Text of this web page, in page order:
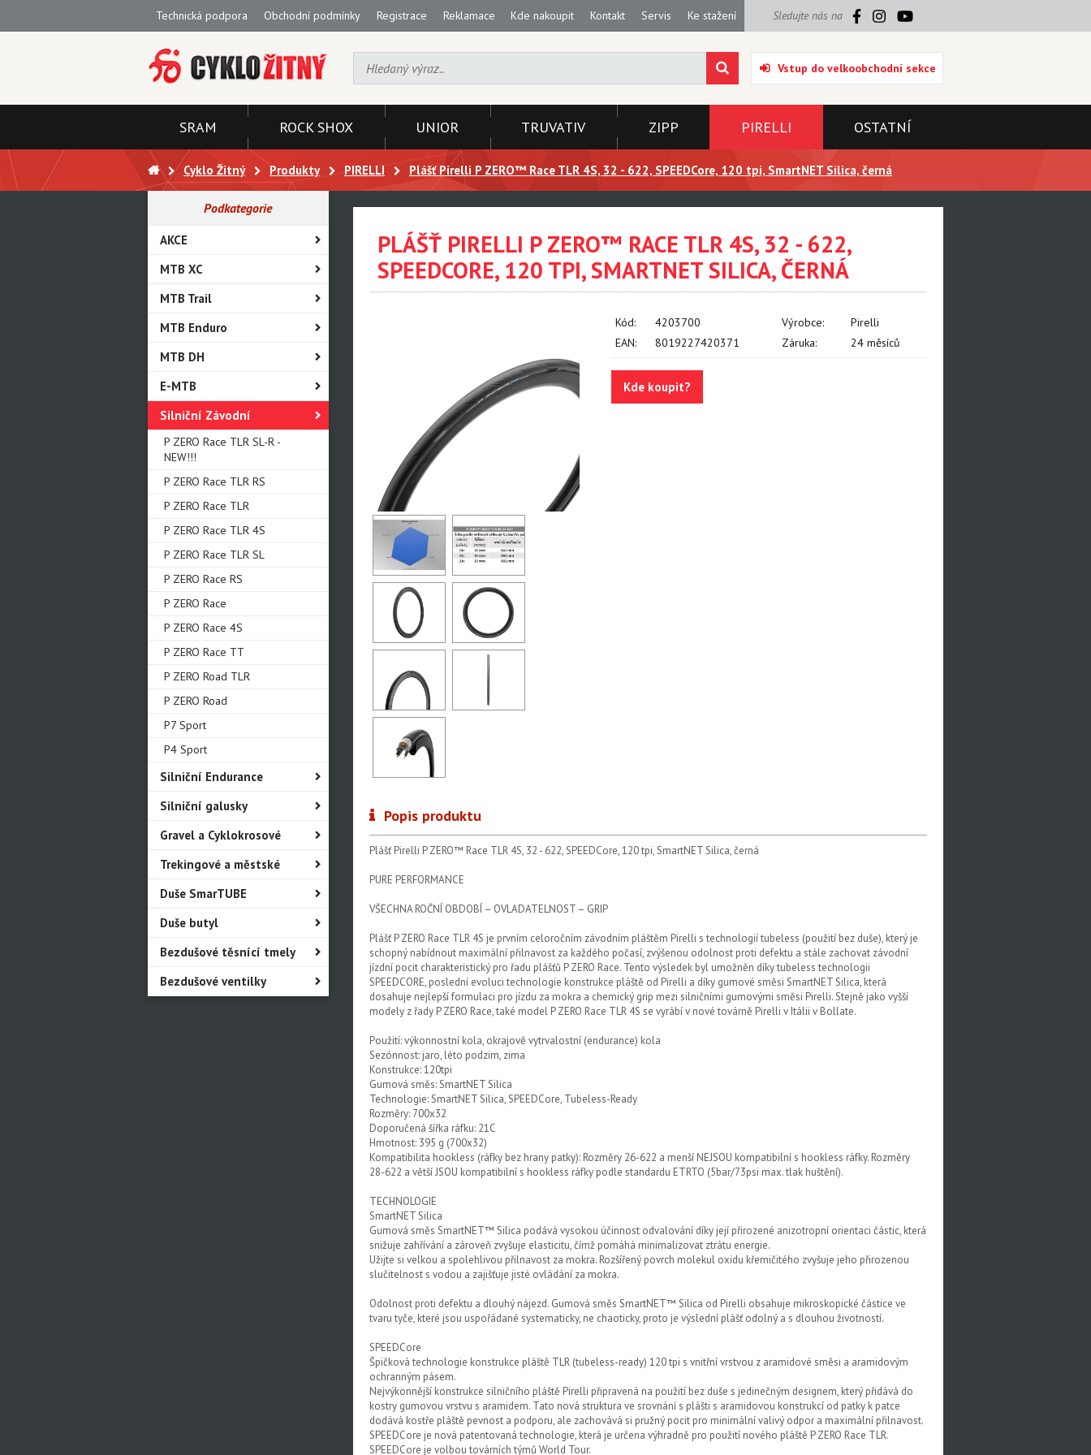
Technická podpora Obchodní podmínky Registrace Reklamace Kde nakoupit Kontakt Servis Ke stažení Sledujte nás na
Vstup do velkoobchodní sekce
SRAM ROCK SHOX UNIOR TRUVATIV ZIPP PIRELLI OSTATNÍ
Cyklo Žitný Produkty PIRELLI Plášť Pirelli P ZERO™ Race TLR 4S, 32 - 622, SPEEDCore, 120 tpi, SmartNET Silica, černá
Podkategorie
AKCE
MTB XC
MTB Trail
MTB Enduro
MTB DH
E-MTB
Silniční Závodní
P ZERO Race TLR SL-R -
NEW!!!
P ZERO Race TLR RS
P ZERO Race TLR
P ZERO Race TLR 4S
P ZERO Race TLR SL
P ZERO Race RS
P ZERO Race
P ZERO Race 4S
P ZERO Race TT
P ZERO Road TLR
P ZERO Road
P7 Sport
P4 Sport
Silniční Endurance
Silniční galusky
Gravel a Cyklokrosové
Trekingové a městské
Duše SmarTUBE
Duše butyl
Bezdušové těsnící tmely
Bezdušové ventilky
PLÁŠŤ PIRELLI P ZERO™ RACE TLR 4S, 32 - 622,
SPEEDCORE, 120 TPI, SMARTNET SILICA, ČERNÁ
Kód: 4203700 Výrobce:
Pirelli
EAN:
8019227420371 Záruka: 24 měsíců
Kde koupit?
Popis produktu
Plášť Pirelli P ZERO™ Race TLR 4S, 32 - 622, SPEEDCore, 120 tpi, SmartNET Silica, černá
PURE PERFORMANCE
VŠECHNA ROČNÍ OBDOBÍ – OVLADATELNOST – GRIP
Plášť P ZERO Race TLR 4S je prvním celoročním závodním pláštěm Pirelli s technologií tubeless (použití bez duše), který je
schopný nabídnout maximální přilnavost za každého počasí, zvýšenou odolnost proti defektu a stále zachovat závodní
jízdní pocit charakteristický pro řadu plášťů P ZERO Race. Tento výsledek byl umožněn díky tubeless technologii
SPEEDCORE, poslední evoluci technologie konstrukce pláště od Pirelli a díky gumové směsi SmartNET Silica, která
dosahuje nejlepší formulaci pro jízdu za mokra a chemický grip mezi silničními gumovými směsi Pirelli. Stejně jako vyšší
modely z řady P ZERO Race, také model P ZERO Race TLR 4S se vyrábí v nové továrně Pirelli v Itálii v Bollate.
Použití: výkonnostní kola, okrajově vytrvalostní (endurance) kola
Sezónnost: jaro, léto podzim, zima
Konstrukce: 120tpi
Gumová směs: SmartNET Silica
Technologie: SmartNET Silica, SPEEDCore, Tubeless-Ready
Rozměry: 700x32
Doporučená šířka ráfku: 21C
Hmotnost: 395 g (700x32)
Kompatibilita hookless (ráfky bez hrany patky): Rozměry 26-622 a menší NEJSOU kompatibilní s hookless ráfky. Rozměry
28-622 a větší JSOU kompatibilní s hookless ráfky podle standardu ETRTO (5bar/73psi max. tlak huštění).
TECHNOLOGIE
SmartNET Silica
Gumová směs SmartNET™ Silica podává vysokou účinnost odvalování díky její přirozené anizotropní orientaci částic, která
snižuje zahřívání a zároveň zvyšuje elasticitu, čímž pomáhá minimalizovat ztrátu energie.
Užijte si velkou a spolehlivou přilnavost za mokra. Rozšířený povrch molekul oxidu křemičitého zvyšuje jeho přirozenou
slučitelnost s vodou a zajišťuje jisté ovládání za mokra.
Odolnost proti defektu a dlouhý nájezd. Gumová směs SmartNET™ Silica od Pirelli obsahuje mikroskopické částice ve
tvaru tyče, které jsou uspořádané systematicky, ne chaoticky, proto je výslední plášť odolný a s dlouhou životností.
SPEEDCore
Špičková technologie konstrukce pláště TLR (tubeless-ready) 120 tpi s vnitřní vrstvou z aramidové směsi a aramidovým
ochranným pásem.
Nejvýkonnější konstrukce silničního pláště Pirelli připravená na použití bez duše s jedinečným designem, který přidává do
kostry gumovou vrstvu s aramidem. Tato nová struktura ve srovnání s plášti s aramidovou konstrukcí od patky k patce
dodává kostře pláště pevnost a podporu, ale zachovává si pružný pocit pro minimální valivý odpor a maximální přilnavost.
SPEEDCore je nová patentovaná technologie, která je určena výhradně pro použití nového pláště P ZERO Race TLR.
SPEEDCore je volbou továrních týmů World Tour.